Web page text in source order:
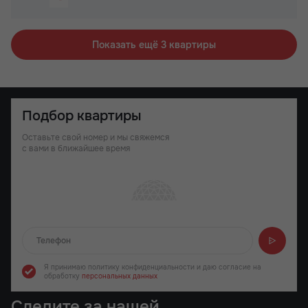
Вид на 2 стороны
Детский сад на территории ЖК
Показать ещё 3 квартиры
Подбор квартиры
Оставьте свой номер и мы свяжемся
с вами в ближайшее время
Я принимаю политику конфиденциальности и даю согласие на
обработку персональных данных